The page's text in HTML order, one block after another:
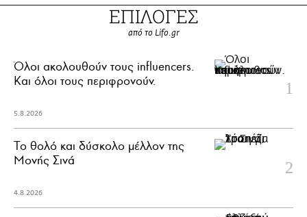
ΕΠΙΛΟΓΕΣ
από το Lifo.gr
Όλοι ακολουθούν τους influencers.
Και όλοι τους περιφρονούν.
5.8.2026
Το θολό και δύσκολο μέλλον της
Μονής Σινά
4.8.2026